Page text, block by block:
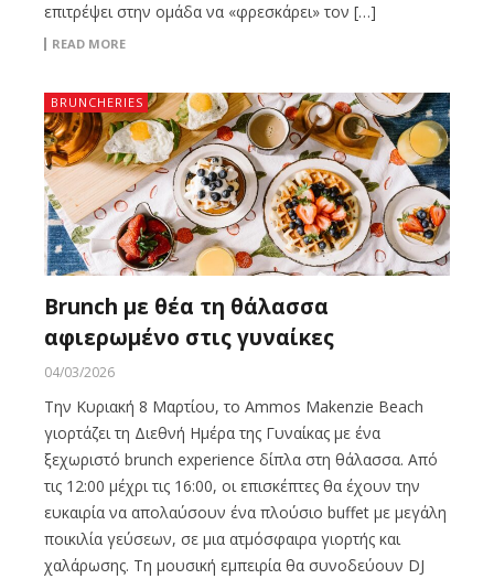
επιτρέψει στην ομάδα να «φρεσκάρει» τον […]
READ MORE
BRUNCHERIES
Brunch με θέα τη θάλασσα
αφιερωμένο στις γυναίκες
04/03/2026
Την Κυριακή 8 Μαρτίου, το Ammos Makenzie Beach
γιορτάζει τη Διεθνή Ημέρα της Γυναίκας με ένα
ξεχωριστό brunch experience δίπλα στη θάλασσα. Από
τις 12:00 μέχρι τις 16:00, οι επισκέπτες θα έχουν την
ευκαιρία να απολαύσουν ένα πλούσιο buffet με μεγάλη
ποικιλία γεύσεων, σε μια ατμόσφαιρα γιορτής και
χαλάρωσης. Τη μουσική εμπειρία θα συνοδεύουν DJ